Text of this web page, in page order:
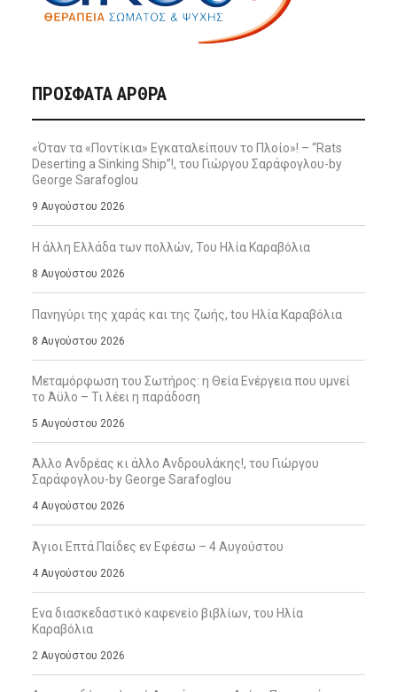
ΠΡΌΣΦΑΤΑ ΆΡΘΡΑ
«Όταν τα «Ποντίκια» Εγκαταλείπουν το Πλοίο»! – “Rats
Deserting a Sinking Ship”!, του Γιώργου Σαράφογλου-by
George Sarafoglou
9 Αυγούστου 2026
Η άλλη Ελλάδα των πολλών, Του Ηλία Καραβόλια
8 Αυγούστου 2026
Πανηγύρι της χαράς και της ζωής, tου Ηλία Καραβόλια
8 Αυγούστου 2026
Μεταμόρφωση του Σωτήρος: η Θεία Ενέργεια που υμνεί
το Άϋλο – Τι λέει η παράδοση
5 Αυγούστου 2026
Άλλο Ανδρέας κι άλλο Ανδρουλάκης!, του Γιώργου
Σαράφογλου-by George Sarafoglou
4 Αυγούστου 2026
Άγιοι Επτά Παίδες εν Εφέσω – 4 Αυγούστου
4 Αυγούστου 2026
Ενα διασκεδαστικό καφενείο βιβλίων, του Ηλία
Καραβόλια
2 Αυγούστου 2026